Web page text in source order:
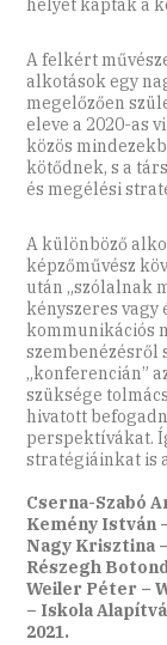
helyet kaptak a
A felkért
alkotások egy
megelőzően
eleve a 2020-as
közös
kötődnek, s a
és megélési
A különböző
képzőművész
után „szólalnak
kényszeres
kommunikációs
szembenézésről
„konferencián”
szüksége
hivatott
perspektívákat.
stratégiáinkat is
Cserna-Szabó
Kemény István
Nagy Krisztina
Részegh
Weiler Péter –
– Iskola
2021.